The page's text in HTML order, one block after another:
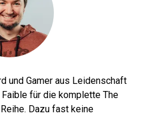
und Gamer aus Leidenschaft
für die komplette The
Dazu fast keine